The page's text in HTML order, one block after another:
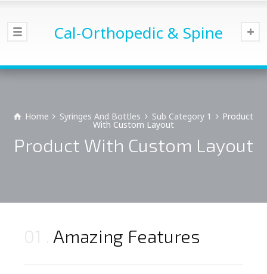
Cal-Orthopedic & Spine
Home Syringes And Bottles Sub Category 1 Product
With Custom Layout
Product With Custom Layout
Amazing Features